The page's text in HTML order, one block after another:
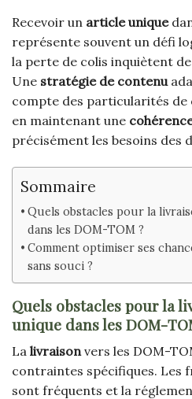
Recevoir un article unique
représente souvent un défi
la perte de colis inquiètent
Une stratégie de contenu
compte des particularités
en maintenant une
précisément les besoins des
Sommaire
Quels obstacles pour la
dans les DOM-TOM ?
Comment optimiser ses
sans souci ?
Quels obstacles pour la
unique dans les DOM-
La livraison vers les DOM-
contraintes spécifiques. Les
sont fréquents et la